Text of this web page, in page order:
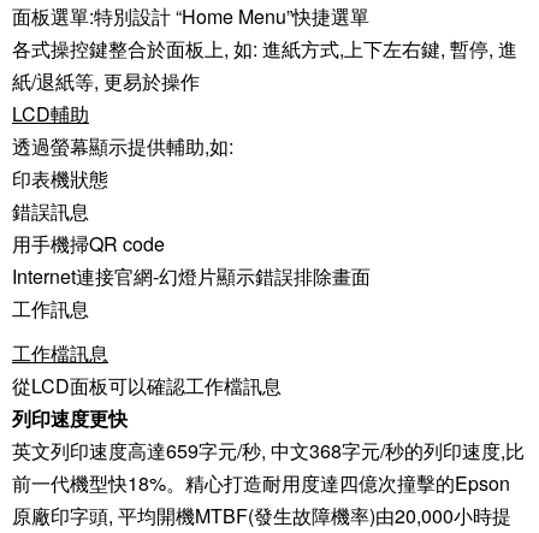
面板選單:特別設計 “Home Menu”快捷選單
各式操控鍵整合於面板上, 如: 進紙方式,上下左右鍵, 暫停, 進
紙/退紙等, 更易於操作
LCD輔助
透過螢幕顯示提供輔助,如:
印表機狀態
錯誤訊息
用手機掃QR code
Internet連接官網-幻燈片顯示錯誤排除畫面
工作訊息
工作檔訊息
從LCD面板可以確認工作檔訊息
列印速度更快
英文列印速度高達659字元/秒, 中文368字元/秒的列印速度,比
前一代機型快18%。精心打造耐用度達四億次撞擊的Epson
原廠印字頭, 平均開機MTBF(發生故障機率)由20,000小時提